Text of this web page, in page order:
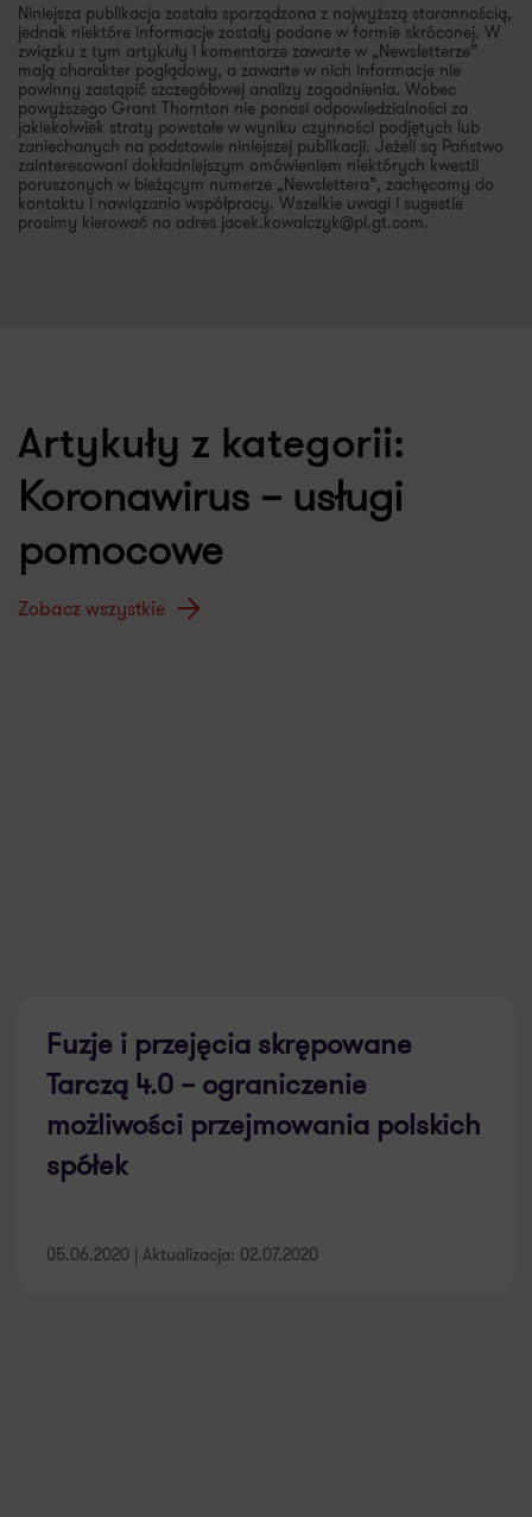
Niniejsza publikacja została sporządzona z najwyższą starannością,
jednak niektóre informacje zostały podane w formie skróconej. W
związku z tym artykuły i komentarze zawarte w „Newsletterze”
mają charakter poglądowy, a zawarte w nich informacje nie
powinny zastąpić szczegółowej analizy zagadnienia. Wobec
powyższego Grant Thornton nie ponosi odpowiedzialności za
jakiekolwiek straty powstałe w wyniku czynności podjętych lub
zaniechanych na podstawie niniejszej publikacji. Jeżeli są Państwo
zainteresowani dokładniejszym omówieniem niektórych kwestii
poruszonych w bieżącym numerze „Newslettera”, zachęcamy do
kontaktu i nawiązania współpracy. Wszelkie uwagi i sugestie
prosimy kierować na adres jacek.kowalczyk@pl.gt.com.
Artykuły z kategorii:
Koronawirus – usługi
pomocowe
Zobacz wszystkie
Fuzje i przejęcia skrępowane
Tarczą 4.0 – ograniczenie
możliwości przejmowania polskich
spółek
05.06.2020 | Aktualizacja: 02.07.2020